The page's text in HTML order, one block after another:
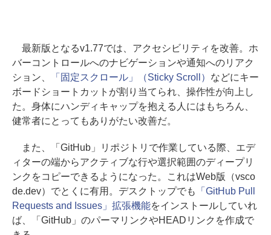
最新版となるv1.77では、アクセシビリティを改善。ホ
バーコントロールへのナビゲーションや通知へのリアク
ション、
「固定スクロール」（Sticky Scroll） などにキー
ボードショートカットが割り当てられ、操作性が向上し
た。身体にハンディキャップを抱える人にはもちろん、
健常者にとってもありがたい改善だ。
また、「GitHub」リポジトリで作業している際、エデ
ィターの端からアクティブな行や選択範囲のディープリ
ンクをコピーできるようになった。これはWeb版（vsco
de.dev）でとくに有用。デスクトップでも
「GitHub Pull
Requests and Issues」拡張機能をインストールしていれ
ば、「GitHub」のパーマリンクやHEADリンクを作成で